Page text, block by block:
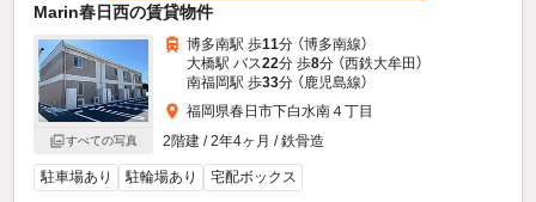
Marin春日西の賃貸物件
すべての写真
博多南駅 歩11分 （博多南線）
大橋駅 バス22分 歩8分 （西鉄大牟田）
南福岡駅 歩33分 （鹿児島線）
福岡県春日市下白水南４丁目
2階建 / 2年4ヶ月 / 鉄骨造
駐車場あり 駐輪場あり 宅配ボックス